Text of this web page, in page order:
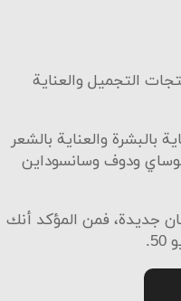
التجميل والعناية
والعناية بالشعر
ودوف وسانسوداين
جديدة، فمن المؤكد أنك